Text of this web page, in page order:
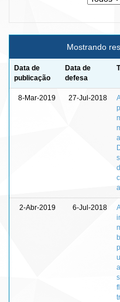
Mostrando
Data de
publicação
Data de
defesa
8-Mar-2019 27-Jul-2018
2-Abr-2019 6-Jul-2018